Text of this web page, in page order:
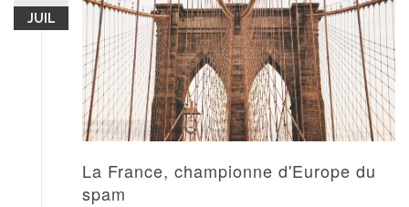
JUIL
La France, championne d'Europe du
spam